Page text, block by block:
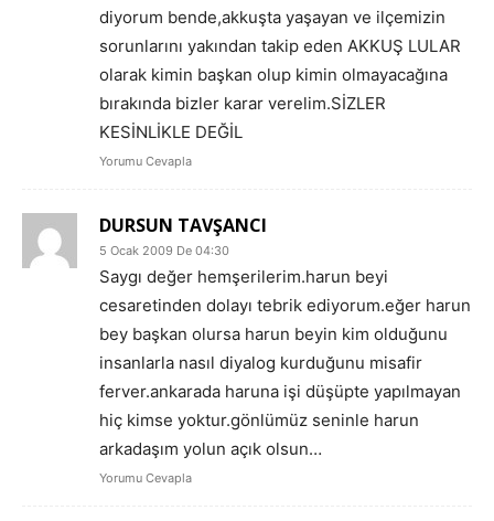
diyorum bende,akkuşta yaşayan ve ilçemizin
sorunlarını yakından takip eden AKKUŞ LULAR
olarak kimin başkan olup kimin olmayacağına
bırakında bizler karar verelim.SİZLER
KESİNLİKLE DEĞİL
Yorumu Cevapla
DURSUN TAVŞANCI
5 Ocak 2009 De 04:30
Saygı değer hemşerilerim.harun beyi
cesaretinden dolayı tebrik ediyorum.eğer harun
bey başkan olursa harun beyin kim olduğunu
insanlarla nasıl diyalog kurduğunu misafir
ferver.ankarada haruna işi düşüpte yapılmayan
hiç kimse yoktur.gönlümüz seninle harun
arkadaşım yolun açık olsun…
Yorumu Cevapla